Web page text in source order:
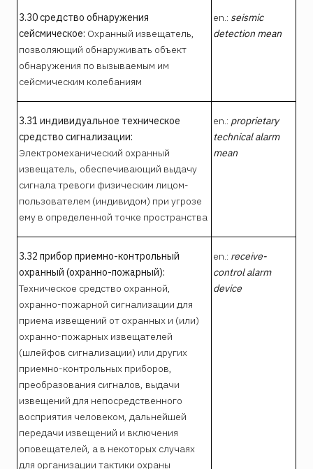
3.30 средство обнаружения
сейсмическое: Охранный извещатель,
позволяющий обнаруживать объект
обнаружения по вызываемым им
сейсмическим колебаниям
en.: seismic
detection mean
3.31 индивидуальное техническое
средство сигнализации:
Электромеханический охранный
извещатель, обеспечивающий выдачу
сигнала тревоги физическим лицом-
пользователем (индивидом) при угрозе
ему в определенной точке пространства
en.: proprietary
technical alarm
mean
3.32 прибор приемно-контрольный
охранный (охранно-пожарный):
Техническое средство охранной,
охранно-пожарной сигнализации для
приема извещений от охранных и (или)
охранно-пожарных извещателей
(шлейфов сигнализации) или других
приемно-контрольных приборов,
преобразования сигналов, выдачи
извещений для непосредственного
восприятия человеком, дальнейшей
передачи извещений и включения
оповещателей, а в некоторых случаях
для организации тактики охраны
en.: receive-
control alarm
device